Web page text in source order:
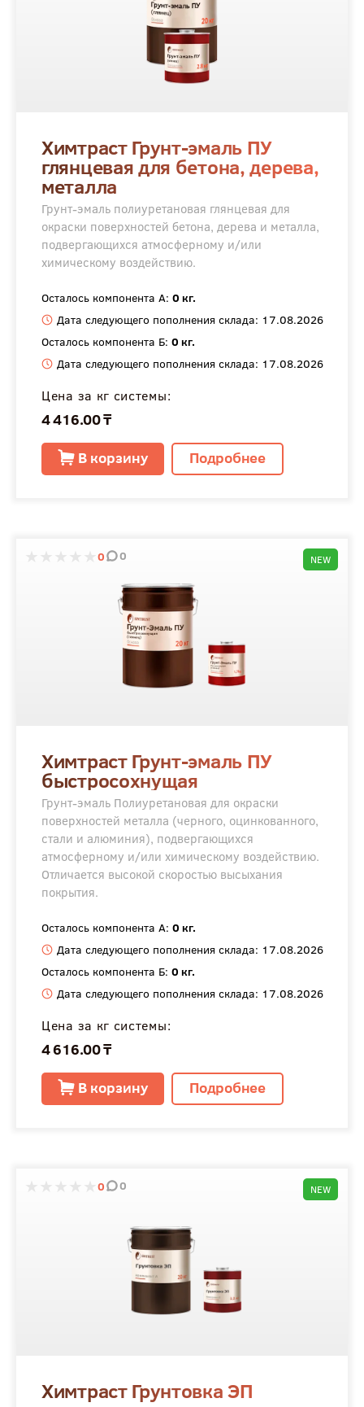
Химтраст Грунт-эмаль ПУ
глянцевая для бетона, дерева,
металла
Грунт-эмаль полиуретановая глянцевая для
окраски поверхностей бетона, дерева и металла,
подвергающихся атмосферному и/или
химическому воздействию.
Осталось компонента А: 0 кг.
Дата следующего пополнения склада: 17.08.2026
Осталось компонента Б: 0 кг.
Дата следующего пополнения склада: 17.08.2026
Цена за кг системы:
4 416.00 ₸
В корзину
Подробнее
0 0 NEW
Химтраст Грунт-эмаль ПУ
быстросохнущая
Грунт-эмаль Полиуретановая для окраски
поверхностей металла (черного, оцинкованного,
стали и алюминия), подвергающихся
атмосферному и/или химическому воздействию.
Отличается высокой скоростью высыхания
покрытия.
Осталось компонента А: 0 кг.
Дата следующего пополнения склада: 17.08.2026
Осталось компонента Б: 0 кг.
Дата следующего пополнения склада: 17.08.2026
Цена за кг системы:
4 616.00 ₸
В корзину
Подробнее
0 0 NEW
Химтраст Грунтовка ЭП